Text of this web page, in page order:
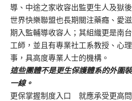
導、中途之家收容出監更生人及獄後
世界快樂聯盟也長期關注藥癮、愛
期入監輔導收容人；其組織更是南
工師，並且有專業社工系教授、心
事，具高度專業人士的機構。
這些團體不是更生保護體系的外圍
一線。
更保掌握制度入口 就應承受更高